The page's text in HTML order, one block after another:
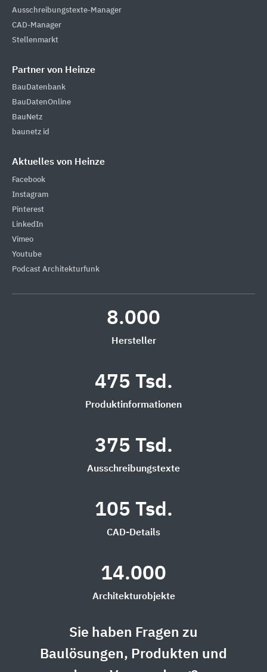
Ausschreibungstexte-Manager
CAD-Manager
Stellenmarkt
Partner von Heinze
BauDatenbank
BauDatenOnline
BauNetz
baunetz id
Aktuelles von Heinze
Facebook
Instagram
Pinterest
LinkedIn
Vimeo
Youtube
Podcast Architekturfunk
8.000
Hersteller
475 Tsd.
Produktinformationen
375 Tsd.
Ausschreibungstexte
105 Tsd.
CAD-Details
14.000
Architekturobjekte
Sie haben Fragen zu
Baulösungen, Produkten und